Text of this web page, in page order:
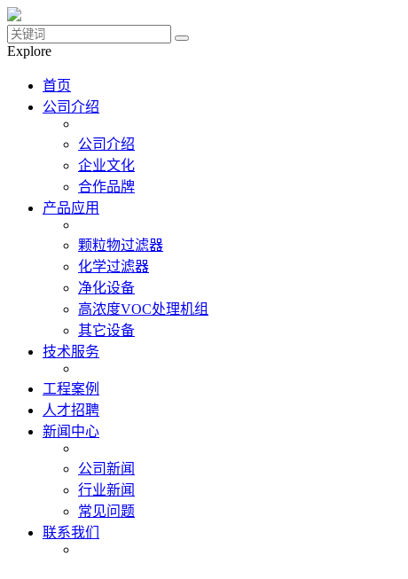
Explore
首页
公司介绍
公司介绍
企业文化
合作品牌
产品应用
颗粒物过滤器
化学过滤器
净化设备
高浓度VOC处理机组
其它设备
技术服务
工程案例
人才招聘
新闻中心
公司新闻
行业新闻
常见问题
联系我们